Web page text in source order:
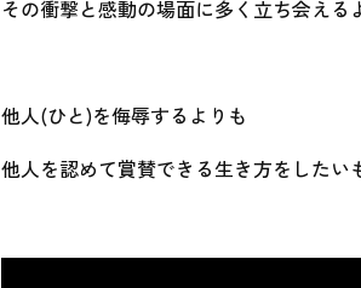
その衝撃と感動の場面に多く立ち会える
他人(ひと)を侮辱するよりも
他人を認めて賞賛できる生き方をしたい